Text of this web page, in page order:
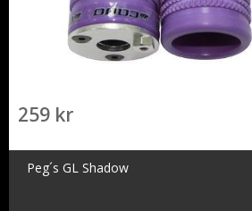
259 kr
Peg´s GL Shadow